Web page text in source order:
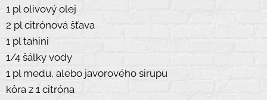
1 pl olivový olej
2 pl citrónová šťava
1 pl tahini
1/4 šálky vody
1 pl medu, alebo javorového sirupu
kôra z 1 citróna